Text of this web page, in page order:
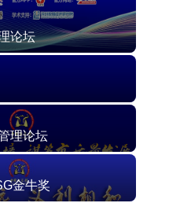
论坛
理论坛
金牛奖